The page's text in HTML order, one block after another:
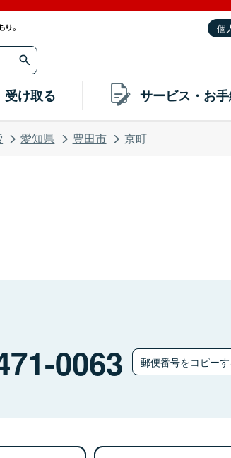
個
受け取る サービス・お手
愛知県 豊田市 京町
0063 郵便番号をコピー